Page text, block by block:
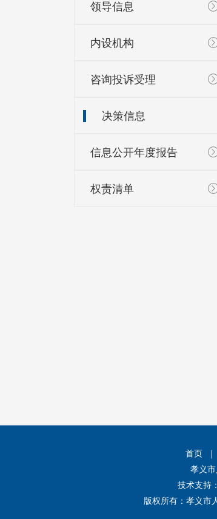
领导信息
内设机构
咨询投诉受理
决策信息
信息公开年度报告
权责清单
首页
孝义
技术支持
版权所有：孝义市